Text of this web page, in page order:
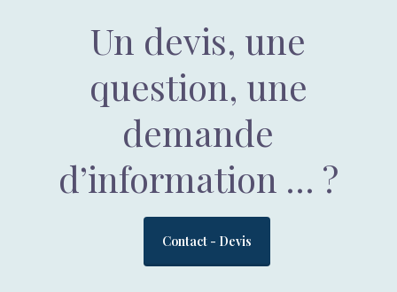
Un devis, une
question, une
demande
d’information … ?
Contact - Devis